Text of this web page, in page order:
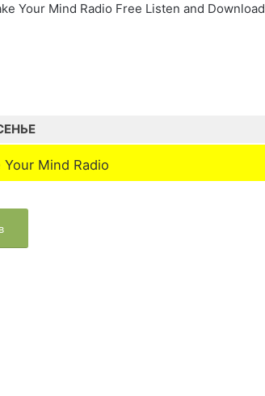
Your Mind Radio Free Listen and Download
Mind Radio